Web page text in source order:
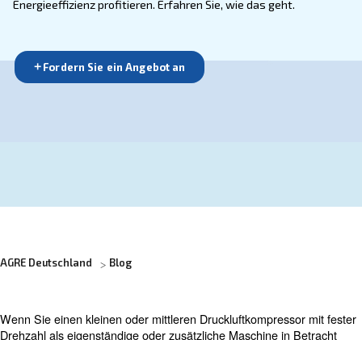
Energieeffizienz profitieren. Erfahren Sie, wie das